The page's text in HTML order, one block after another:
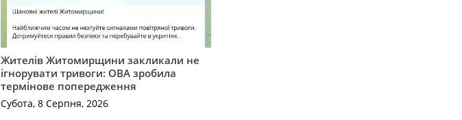
Жителів Житомирщини закликали не
ігнорувати тривоги: ОВА зробила
термінове попередження
Субота, 8 Серпня, 2026